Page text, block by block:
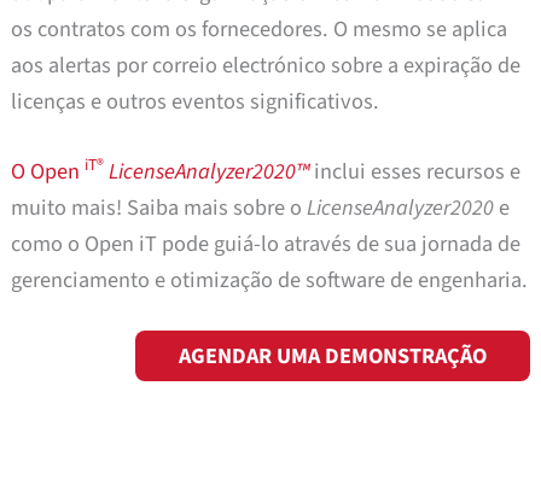
os contratos com os fornecedores. O mesmo se aplica
aos alertas por correio electrónico sobre a expiração de
licenças e outros eventos significativos.
O Open iT® LicenseAnalyzer2020™inclui esses recursos e
muito mais! Saiba mais sobre oLicenseAnalyzer2020e
como o Open iT pode guiá-lo através de sua jornada de
gerenciamento e otimização de software de engenharia.
AGENDAR UMA DEMONSTRAÇÃO